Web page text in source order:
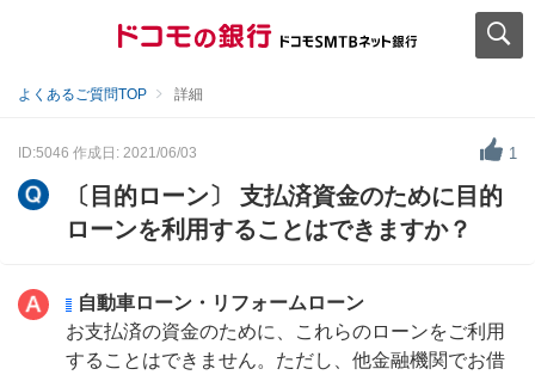
よくあるご質問TOP 詳細
ID:5046 作成日: 2021/06/03 1
〔目的ローン〕 支払済資金のために目的
ローンを利用することはできますか？
自動車ローン・リフォームローン
お支払済の資金のために、これらのローンをご利用
することはできません。ただし、他金融機関でお借